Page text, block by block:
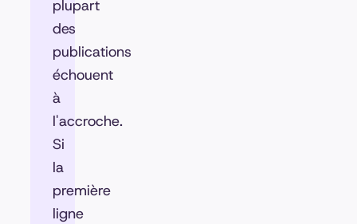
plupart
des
publications
échouent
à
l'accroche.
Si
la
première
ligne